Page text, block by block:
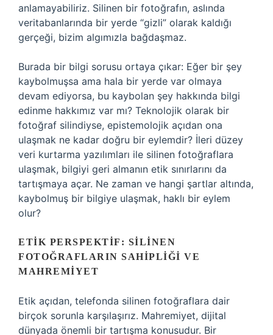
anlamayabiliriz. Silinen bir fotoğrafın, aslında
veritabanlarında bir yerde “gizli” olarak kaldığı
gerçeği, bizim algımızla bağdaşmaz.
Burada bir bilgi sorusu ortaya çıkar: Eğer bir şey
kaybolmuşsa ama hala bir yerde var olmaya
devam ediyorsa, bu kaybolan şey hakkında bilgi
edinme hakkımız var mı? Teknolojik olarak bir
fotoğraf silindiyse, epistemolojik açıdan ona
ulaşmak ne kadar doğru bir eylemdir? İleri düzey
veri kurtarma yazılımları ile silinen fotoğraflara
ulaşmak, bilgiyi geri almanın etik sınırlarını da
tartışmaya açar. Ne zaman ve hangi şartlar altında,
kaybolmuş bir bilgiye ulaşmak, haklı bir eylem
olur?
ETIK PERSPEKTIF: SILINEN
FOTOĞRAFLARIN SAHIPLIĞI VE
MAHREMIYET
Etik açıdan, telefonda silinen fotoğraflara dair
birçok sorunla karşılaşırız. Mahremiyet, dijital
dünyada önemli bir tartışma konusudur. Bir